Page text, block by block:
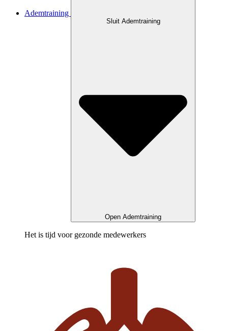
Ademtraining
Sluit Ademtraining
Open Ademtraining
Het is tijd voor gezonde medewerkers